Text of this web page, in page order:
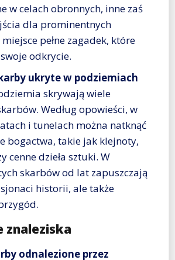
w celach obronnych, inne zaś
dla prominentnych
pełne zagadek, które
odkrycie.
ukryte w podziemiach
skrywają wiele
Według opowieści, w
i tunelach można natknąć
bogactwa, takie jak klejnoty,
cenne dzieła sztuki. W
skarbów od lat zapuszczają
historii, ale także
znaleziska
odnalezione przez